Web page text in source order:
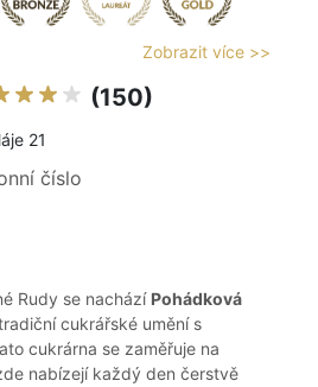
Zobrazit více >>
(150)
21
číslo
Rudy se nachází Pohádková
cukrářské umění s
cukrárna se zaměřuje na
nabízejí každý den čerstvě